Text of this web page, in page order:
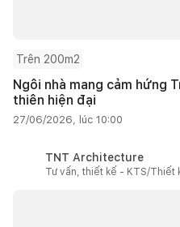
Trên 200m2
Ngôi nhà mang cảm hứng
thiên hiện đại
27/06/2026, lúc 10:00
TNT Architecture
Tư vấn, thiết kế - KTS/Thiết